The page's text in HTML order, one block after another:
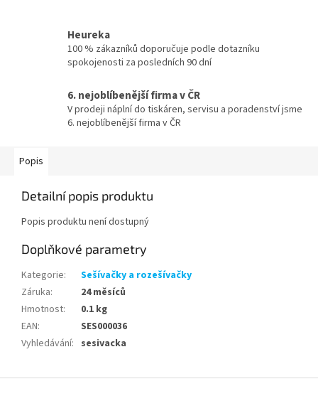
Heureka
100 % zákazníků doporučuje podle dotazníku
spokojenosti za posledních 90 dní
6. nejoblíbenější firma v ČR
V prodeji náplní do tiskáren, servisu a poradenství jsme
6. nejoblíbenější firma v ČR
Popis
Detailní popis produktu
Popis produktu není dostupný
Doplňkové parametry
Kategorie:
Sešívačky a rozešívačky
Záruka:
24 měsíců
Hmotnost:
0.1 kg
EAN:
SES000036
Vyhledávání: sesivacka